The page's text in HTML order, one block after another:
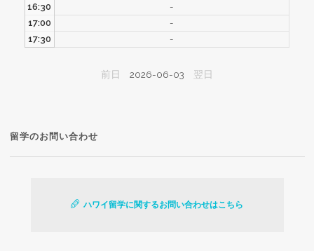
16:30
-
17:00
-
17:30
-
前日 2026-06-03 翌日
留学のお問い合わせ
ハワイ留学に関するお問い合わせはこちら